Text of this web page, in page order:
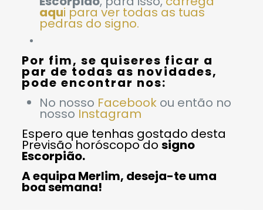
aqui para ver todas as tuas
pedras do signo.
Por fim, se quiseres ficar a
par de todas as novidades,
pode encontrar nos:
No nosso Facebookou então no
nosso Instagram
Espero que tenhas gostado desta
Previsão horóscopo do signo
Escorpião.
A equipa Merlim, deseja-te uma
boa semana!